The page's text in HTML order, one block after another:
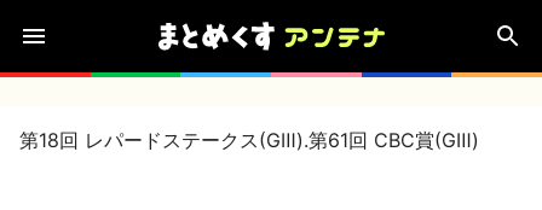
第18回 レパードステークス(GⅢ).第61回 CBC賞(GⅢ)